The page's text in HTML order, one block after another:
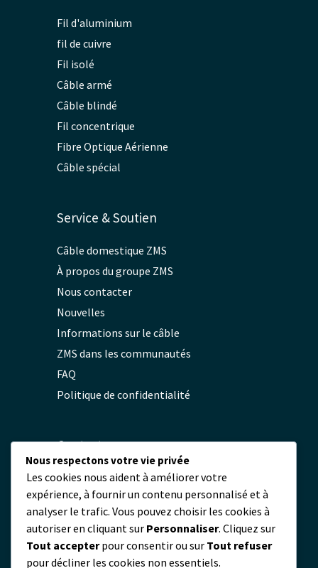
Fil d'aluminium
fil de cuivre
Fil isolé
Câble armé
Câble blindé
Fil concentrique
Fibre Optique Aérienne
Câble spécial
Service & Soutien
Câble domestique ZMS
À propos du groupe ZMS
Nous contacter
Nouvelles
Informations sur le câble
ZMS dans les communautés
FAQ
Politique de confidentialité
Contact
servicio@zmscable.es
+86-371-67829333
+86 17303836349
Place de Kaixuan, Zhengzhou, Chine
Nous respectons votre vie privée
Les cookies nous aident à améliorer votre
expérience, à fournir un contenu personnalisé et à
analyser le trafic. Vous pouvez choisir les cookies à
autoriser en cliquant sur Personnaliser. Cliquez sur
Tout accepterpour consentir ou sur Tout refuser
pour décliner les cookies non essentiels.